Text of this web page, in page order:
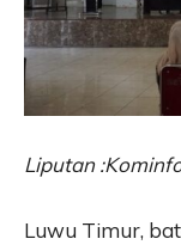
Liputan
Luwu Timur,